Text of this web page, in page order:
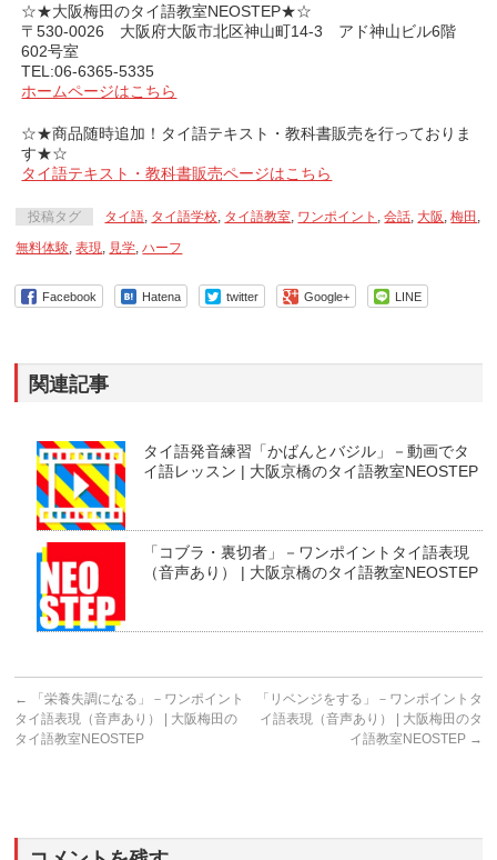
☆★大阪梅田のタイ語教室NEOSTEP★☆
〒530-0026 大阪府大阪市北区神山町14-3 アド神山ビル6階
602号室
TEL:06-6365-5335
ホームページはこちら
☆★商品随時追加！タイ語テキスト・教科書販売を行っておりま
す★☆
タイ語テキスト・教科書販売ページはこちら
投稿タグ タイ語, タイ語学校, タイ語教室, ワンポイント ,会話, 大阪,梅田 ,
無料体験,表現, 見学,ハーフ
Facebook Hatena twitter Google+ LINE
関連記事
タイ語発音練習「かばんとバジル」－動画でタ
イ語レッスン | 大阪京橋のタイ語教室NEOSTEP
「コブラ・裏切者」－ワンポイントタイ語表現
（音声あり） | 大阪京橋のタイ語教室NEOSTEP
←
「栄養失調になる」－ワンポイント
タイ語表現（音声あり） | 大阪梅田の
タイ語教室NEOSTEP
「リベンジをする」－ワンポイントタ
イ語表現（音声あり） | 大阪梅田のタ
イ語教室NEOSTEP →